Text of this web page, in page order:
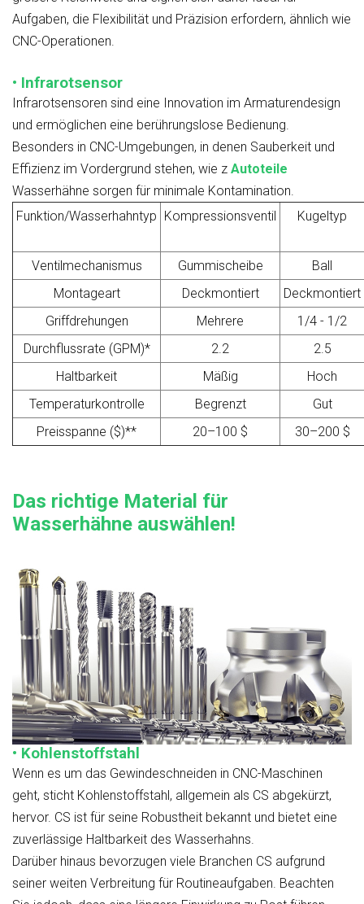
Aufgaben, die Flexibilität und Präzision erfordern, ähnlich wie
CNC-Operationen.
• Infrarotsensor
Infrarotsensoren sind eine Innovation im Armaturendesign
und ermöglichen eine berührungslose Bedienung.
Besonders in CNC-Umgebungen, in denen Sauberkeit und
Effizienz im Vordergrund stehen, wie z Autoteile
Wasserhähne sorgen für minimale Kontamination.
Funktion/Wasserhahntyp Kompressionsventil Kugeltyp
Ventilmechanismus Gummischeibe
Ball
Montageart
Deckmontiert
Deckmontiert
Griffdrehungen
Mehrere
1/4 - 1/2
Durchflussrate (GPM)*
2.2
2.5
Haltbarkeit
Mäßig
Hoch
Temperaturkontrolle
Begrenzt
Gut
Preisspanne ($)**
20–100 $ 30–200 $
Das richtige Material für
Wasserhähne auswählen!
• Kohlenstoffstahl
Wenn es um das Gewindeschneiden in CNC-Maschinen
geht, sticht Kohlenstoffstahl, allgemein als CS abgekürzt,
hervor. CS ist für seine Robustheit bekannt und bietet eine
zuverlässige Haltbarkeit des Wasserhahns.
Darüber hinaus bevorzugen viele Branchen CS aufgrund
seiner weiten Verbreitung für Routineaufgaben. Beachten